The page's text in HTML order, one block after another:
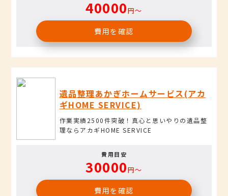
40000円〜
費用を確認
遺品整理あかぎホームサービス(アカ
ギHOME SERVICE)
作業実績2500件突破！真心と思いやりの遺品整
理ならアカギHOME SERVICE
費用目安
30000円〜
費用を確認